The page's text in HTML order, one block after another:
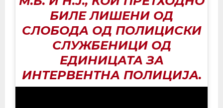
БИЛЕ ЛИШЕНИ ОД
СЛОБОДА ОД ПОЛИЦИСКИ
СЛУЖБЕНИЦИ ОД
ЕДИНИЦАТА ЗА
ИНТЕРВЕНТНА ПОЛИЦИЈА.